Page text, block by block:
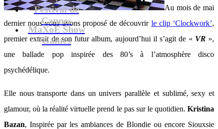
Festival de
Cannes
MaXoE Show
Games
Au mois de mai
dernier nous vous avons proposé de découvrir le clip ‘Clockwork’,
premier extrait de son futur album, aujourd’hui il s’agit de « VR »,
une ballade pop inspirée des 80’s à l’atmosphère disco
psychédélique.
Elle nous transporte dans un univers parallèle et sublimé, sexy et
glamour, où la réalité virtuelle prend le pas sur le quotidien. Kristina
Bazan, Inspirée par les ambiances de Blondie ou encore Siouxsie